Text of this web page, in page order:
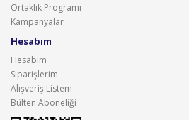
Ortaklık Programı
Kampanyalar
Hesabım
Hesabım
Siparişlerim
Alışveriş Listem
Bülten Aboneliği